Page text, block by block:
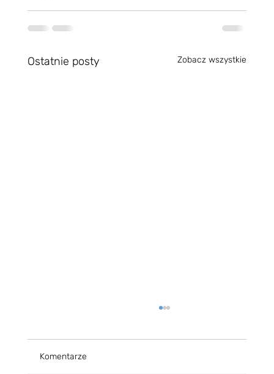
Ostatnie posty Zobacz wszystkie
Komentarze